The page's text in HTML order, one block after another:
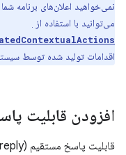
نمی‌خواهید اعلان‌های برنامه
می‌توانید با استفاده از
اقدامات تولید شده توسط
افزودن قابلیت